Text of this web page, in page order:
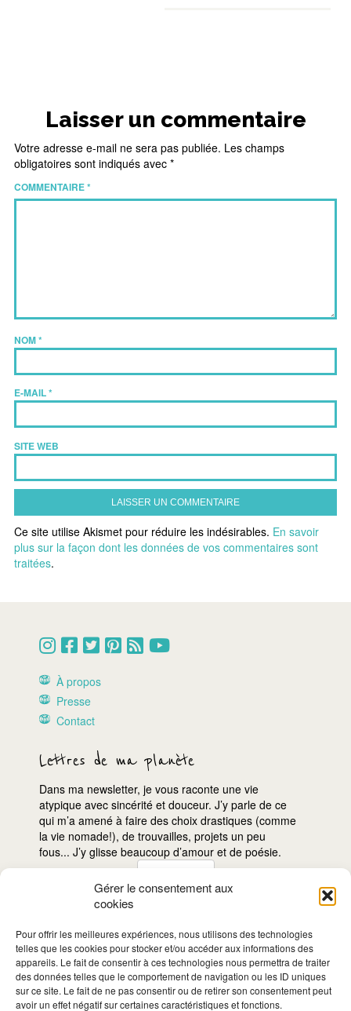
Gérer le consentement aux
cookies
Pour offrir les meilleures expériences, nous utilisons des technologies
telles que les cookies pour stocker et/ou accéder aux informations des
appareils. Le fait de consentir à ces technologies nous permettra de traiter
des données telles que le comportement de navigation ou les ID uniques
sur ce site. Le fait de ne pas consentir ou de retirer son consentement peut
avoir un effet négatif sur certaines caractéristiques et fonctions.
Laisser un commentaire
Votre adresse e-mail ne sera pas publiée. Les champs
obligatoires sont indiqués avec *
COMMENTAIRE*
NOM*
E-MAIL*
SITE WEB
Ce site utilise Akismet pour réduire les indésirables. En savoir
plus sur la façon dont les données de vos commentaires sont
traitées.
À propos
Presse
Contact
Lettres de ma planète
Dans ma newsletter, je vous raconte une vie
atypique avec sincérité et douceur. J’y parle de ce
qui m’a amené à faire des choix drastiques (comme
la vie nomade!), de trouvailles, projets un peu
fous... J’y glisse beaucoup d’amour et de poésie.
m'inscris!